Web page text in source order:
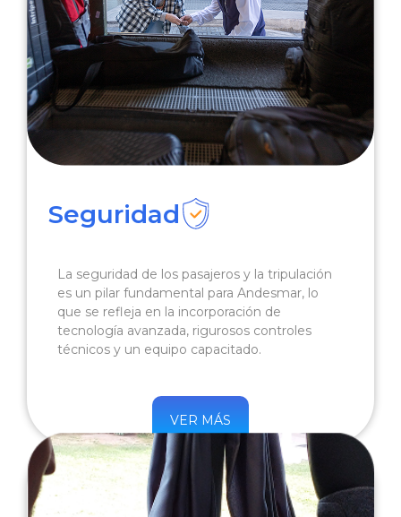
Seguridad
La seguridad de los pasajeros y la tripulación
es un pilar fundamental para Andesmar, lo
que se refleja en la incorporación de
tecnología avanzada, rigurosos controles
técnicos y un equipo capacitado.
VER MÁS